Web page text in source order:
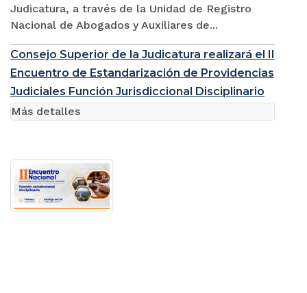
Judicatura, a través de la Unidad de Registro
Nacional de Abogados y Auxiliares de...
Consejo Superior de la Judicatura realizará el II
Encuentro de Estandarización de Providencias
Judiciales Función Jurisdiccional Disciplinario
Más detalles